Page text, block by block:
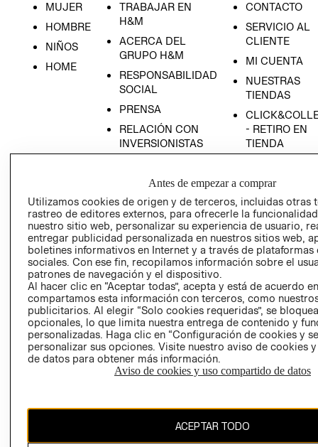
MUJER
HOMBRE
NIÑOS
HOME
TRABAJAR EN
H&M
ACERCA DEL
GRUPO H&M
RESPONSABILIDAD
SOCIAL
PRENSA
RELACIÓN CON
INVERSIONISTAS
EMPRESARIAL
CONTACTO
SERVICIO AL
CLIENTE
MI CUENTA
NUESTRAS
TIENDAS
- RETIRO EN
TIENDA
AVISO DE
PRIVACIDAD
GIFT CARD
AVISO DE
COOKIES
Uruguay ($U)
Antes de empezar a comprar
Utilizamos cookies de origen y de terceros, incluidas otras
rastreo de editores externos, para ofrecerle la
nuestro sitio web, personalizar su experiencia de usuario,
entregar publicidad personalizada en nuestros sitios web,
boletines informativos en Internet y a través de plataformas
sociales. Con ese fin, recopilamos información sobre el
patrones de navegación y el dispositivo.
Al hacer clic en “Aceptar todas”, acepta y está de acuerdo
compartamos esta información con terceros, como
publicitarios. Al elegir “Solo cookies requeridas”, se
opcionales, lo que limita nuestra entrega de contenido y
personalizadas. Haga clic en “Configuración de cookies y
personalizar sus opciones. Visite nuestro aviso de cookies
de datos para obtener más información.
Aviso de cookies y uso compartido de datos
ACEPTAR TODO